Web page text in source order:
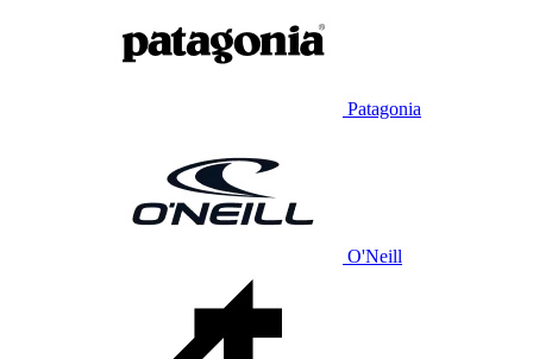
Patagonia
O'Neill